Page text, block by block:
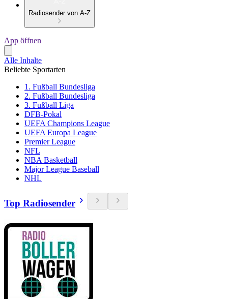
Radiosender von A-Z
App öffnen
Alle Inhalte
Beliebte Sportarten
1. Fußball Bundesliga
2. Fußball Bundesliga
3. Fußball Liga
DFB-Pokal
UEFA Champions League
UEFA Europa League
Premier League
NFL
NBA Basketball
Major League Baseball
NHL
Top Radiosender